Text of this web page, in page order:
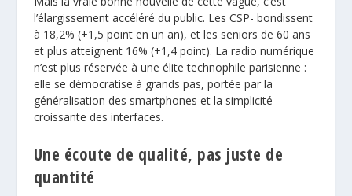
l’élargissement accéléré du public. Les CSP- bondissent
à 18,2% (+1,5 point en un an), et les seniors de 60 ans
et plus atteignent 16% (+1,4 point). La radio numérique
n’est plus réservée à une élite technophile parisienne :
elle se démocratise à grands pas, portée par la
généralisation des smartphones et la simplicité
croissante des interfaces.
Une écoute de qualité, pas juste de
quantité